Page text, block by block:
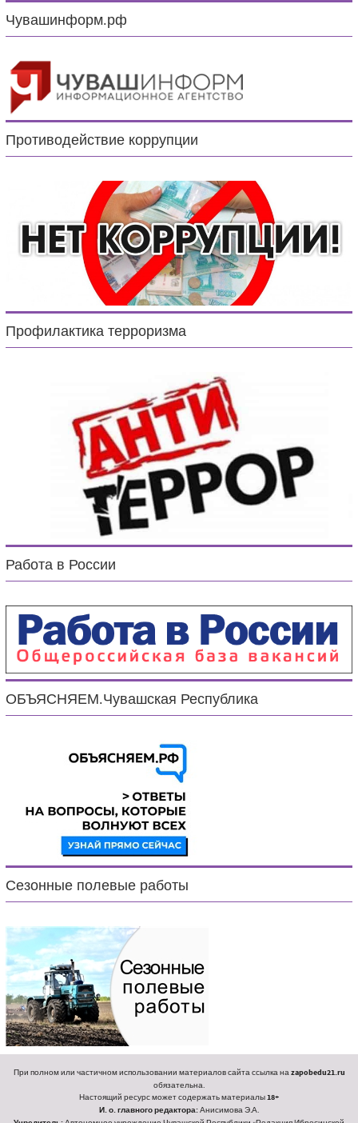
Чувашинформ.рф
Противодействие коррупции
Профилактика терроризма
Работа в России
ОБЪЯСНЯЕМ.Чувашская Республика
Сезонные полевые работы
При полном или частичном использовании материалов сайта ссылка наzapobedu21.ru
обязательна.
Настоящий ресурс может содержать материалы18+
И. о. главного редактора:Анисимова Э.А.